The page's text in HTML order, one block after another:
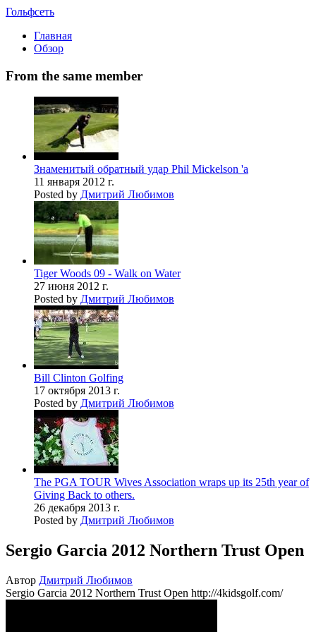
Гольфсеть
Главная
Обзор
From the same member
Знаменитый обратный удар Phil Mickelson 'a
11 января 2012 г.
Posted by Дмитрий Любимов
Tiger Woods 09 - Walk on Water
27 июня 2012 г.
Posted by Дмитрий Любимов
Bill Clinton Golfing
17 октября 2013 г.
Posted by Дмитрий Любимов
The PGA TOUR Wives Association wraps up its 25th year of
Giving Back to others.
26 декабря 2013 г.
Posted by Дмитрий Любимов
Sergio Garcia 2012 Northern Trust Open
Автор Дмитрий Любимов
Sergio Garcia 2012 Northern Trust Open http://4kidsgolf.com/